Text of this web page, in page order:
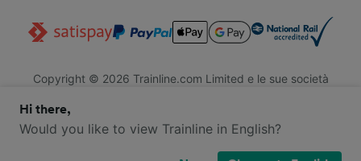
Copyright © 2026 Trainline.com Limited e le sue società
Trainline.com Limited è registrata in Inghilterra e Galles. Società
n. 3846791. Sede legale: 1 Stonecutter St, EC4A 4AH, Londra,
Hi there,
Would you like to view Trainline in English?